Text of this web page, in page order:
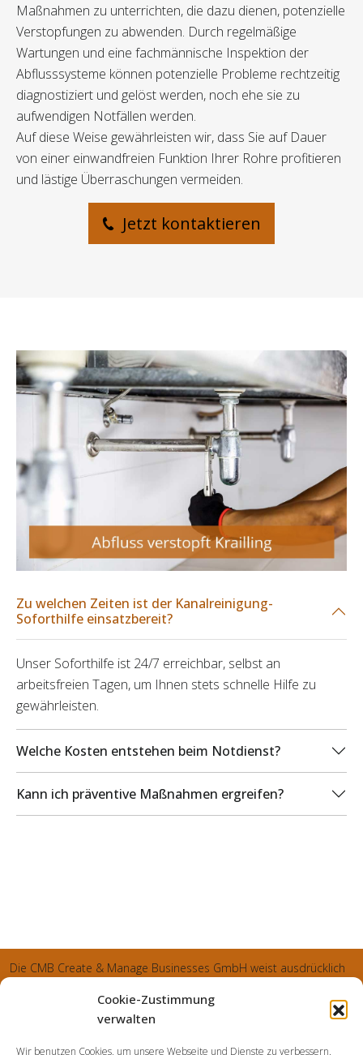
Cookie-Zustimmung
verwalten
Wir benutzen Cookies, um unsere Webseite und Dienste zu verbessern.
Maßnahmen zu unterrichten, die dazu dienen, potenzielle
Verstopfungen zu abwenden. Durch regelmäßige
Wartungen und eine fachmännische Inspektion der
Abflusssysteme können potenzielle Probleme rechtzeitig
diagnostiziert und gelöst werden, noch ehe sie zu
aufwendigen Notfällen werden.
Auf diese Weise gewährleisten wir, dass Sie auf Dauer
von einer einwandfreien Funktion Ihrer Rohre profitieren
und lästige Überraschungen vermeiden.
Jetzt kontaktieren
Zu welchen Zeiten ist der Kanalreinigung-
Soforthilfe einsatzbereit?
Unser Soforthilfe ist 24/7 erreichbar, selbst an
arbeitsfreien Tagen, um Ihnen stets schnelle Hilfe zu
gewährleisten.
Welche Kosten entstehen beim Notdienst?
Kann ich präventive Maßnahmen ergreifen?
Die CMB Create & Manage Businesses GmbH weist ausdrücklich
und sämtliche generierte Aufträge an die SecuPart GmbH